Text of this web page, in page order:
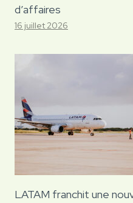
d’affaires
16 juillet 2026
LATAM franchit une